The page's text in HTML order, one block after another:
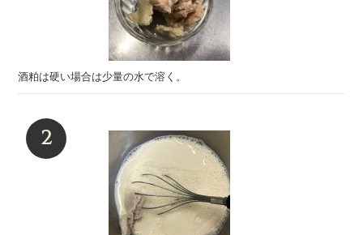
酒粕は硬い場合は少量の水で溶く。